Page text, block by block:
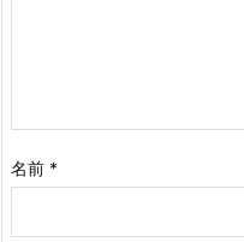
名前 *